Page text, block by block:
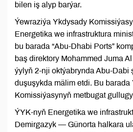
bilen iş alyp barýar.
Ýewraziýa Ykdysady
Energetika we infrastruktura
bu barada “Abu-Dhabi Ports”
baş direktory Mohammed Juma
ýylyň 2-nji oktýabrynda Abu-Dabi
duşuşykda mälim etdi. Bu
Komissiýasynyň metbugat
ÝYK-nyň Energetika we
Demirgazyk — Günorta halkara